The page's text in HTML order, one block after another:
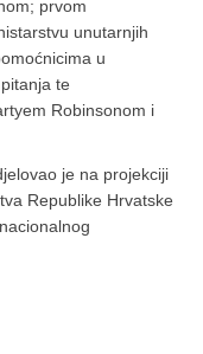
prvom
unutarnjih
u
te
Robinsonom i
je na projekciji
Republike Hrvatske